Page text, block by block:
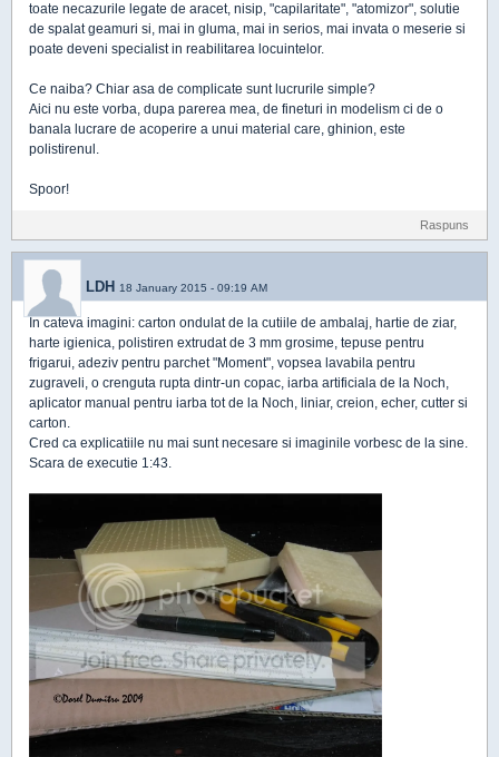
toate necazurile legate de aracet, nisip, "capilaritate", "atomizor", solutie
de spalat geamuri si, mai in gluma, mai in serios, mai invata o meserie si
poate deveni specialist in reabilitarea locuintelor.
Ce naiba? Chiar asa de complicate sunt lucrurile simple?
Aici nu este vorba, dupa parerea mea, de fineturi in modelism ci de o
banala lucrare de acoperire a unui material care, ghinion, este
polistirenul.
Spoor!
Raspuns
LDH 18 January 2015 - 09:19 AM
In cateva imagini: carton ondulat de la cutiile de ambalaj, hartie de ziar,
harte igienica, polistiren extrudat de 3 mm grosime, tepuse pentru
frigarui, adeziv pentru parchet "Moment", vopsea lavabila pentru
zugraveli, o crenguta rupta dintr-un copac, iarba artificiala de la Noch,
aplicator manual pentru iarba tot de la Noch, liniar, creion, echer, cutter si
carton.
Cred ca explicatiile nu mai sunt necesare si imaginile vorbesc de la sine.
Scara de executie 1:43.